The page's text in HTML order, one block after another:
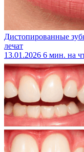
Дистопированные
лечат
13.01.2026 6 мин. на